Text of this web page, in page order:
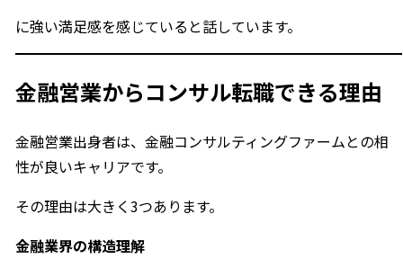
に強い満足感を感じていると話しています。
金融営業からコンサル転職できる理由
金融営業出身者は、金融コンサルティングファームとの相
性が良いキャリアです。
その理由は大きく3つあります。
金融業界の構造理解